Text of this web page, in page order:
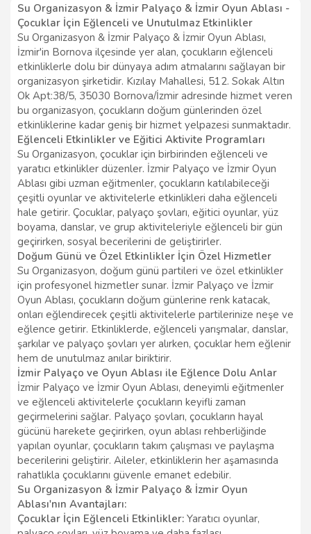
Su Organizasyon & İzmir Palyaço & İzmir Oyun Ablası -
Çocuklar İçin Eğlenceli ve Unutulmaz Etkinlikler
Su Organizasyon & İzmir Palyaço & İzmir Oyun Ablası,
İzmir'in Bornova ilçesinde yer alan, çocukların eğlenceli
etkinliklerle dolu bir dünyaya adım atmalarını sağlayan bir
organizasyon şirketidir. Kızılay Mahallesi, 512. Sokak Altın
Ok Apt:38/5, 35030 Bornova/İzmir adresinde hizmet veren
bu organizasyon, çocukların doğum günlerinden özel
etkinliklerine kadar geniş bir hizmet yelpazesi sunmaktadır.
Eğlenceli Etkinlikler ve Eğitici Aktivite Programları
Su Organizasyon, çocuklar için birbirinden eğlenceli ve
yaratıcı etkinlikler düzenler. İzmir Palyaço ve İzmir Oyun
Ablası gibi uzman eğitmenler, çocukların katılabileceği
çeşitli oyunlar ve aktivitelerle etkinlikleri daha eğlenceli
hale getirir. Çocuklar, palyaço şovları, eğitici oyunlar, yüz
boyama, danslar, ve grup aktiviteleriyle eğlenceli bir gün
geçirirken, sosyal becerilerini de geliştirirler.
Doğum Günü ve Özel Etkinlikler İçin Özel Hizmetler
Su Organizasyon, doğum günü partileri ve özel etkinlikler
için profesyonel hizmetler sunar. İzmir Palyaço ve İzmir
Oyun Ablası, çocukların doğum günlerine renk katacak,
onları eğlendirecek çeşitli aktivitelerle partilerinize neşe ve
eğlence getirir. Etkinliklerde, eğlenceli yarışmalar, danslar,
şarkılar ve palyaço şovları yer alırken, çocuklar hem eğlenir
hem de unutulmaz anılar biriktirir.
İzmir Palyaço ve Oyun Ablası ile Eğlence Dolu Anlar
İzmir Palyaço ve İzmir Oyun Ablası, deneyimli eğitmenler
ve eğlenceli aktivitelerle çocukların keyifli zaman
geçirmelerini sağlar. Palyaço şovları, çocukların hayal
gücünü harekete geçirirken, oyun ablası rehberliğinde
yapılan oyunlar, çocukların takım çalışması ve paylaşma
becerilerini geliştirir. Aileler, etkinliklerin her aşamasında
rahatlıkla çocuklarını güvenle emanet edebilir.
Su Organizasyon & İzmir Palyaço & İzmir Oyun
Ablası'nın Avantajları:
Çocuklar İçin Eğlenceli Etkinlikler: Yaratıcı oyunlar,